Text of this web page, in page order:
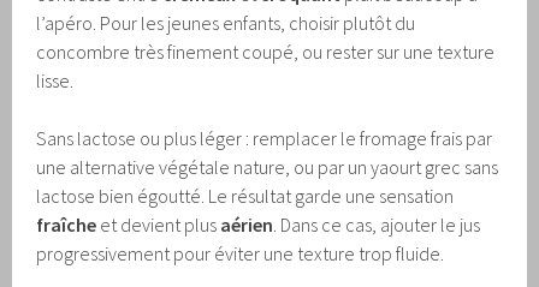
l’apéro. Pour les jeunes enfants, choisir plutôt du
concombre très finement coupé, ou rester sur une texture
lisse.
Sans lactose ou plus léger : remplacer le fromage frais par
une alternative végétale nature, ou par un yaourt grec sans
lactose bien égoutté. Le résultat garde une sensation
fraîche et devient plus aérien . Dans ce cas, ajouter le jus
progressivement pour éviter une texture trop fluide.